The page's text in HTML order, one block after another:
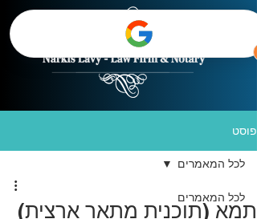
פוסט
לכל המאמרים
לכל המאמרים
תמא (תוכנית מתאר ארצית)